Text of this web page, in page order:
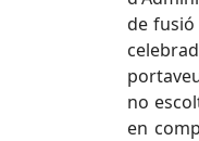
de fusió
no
en